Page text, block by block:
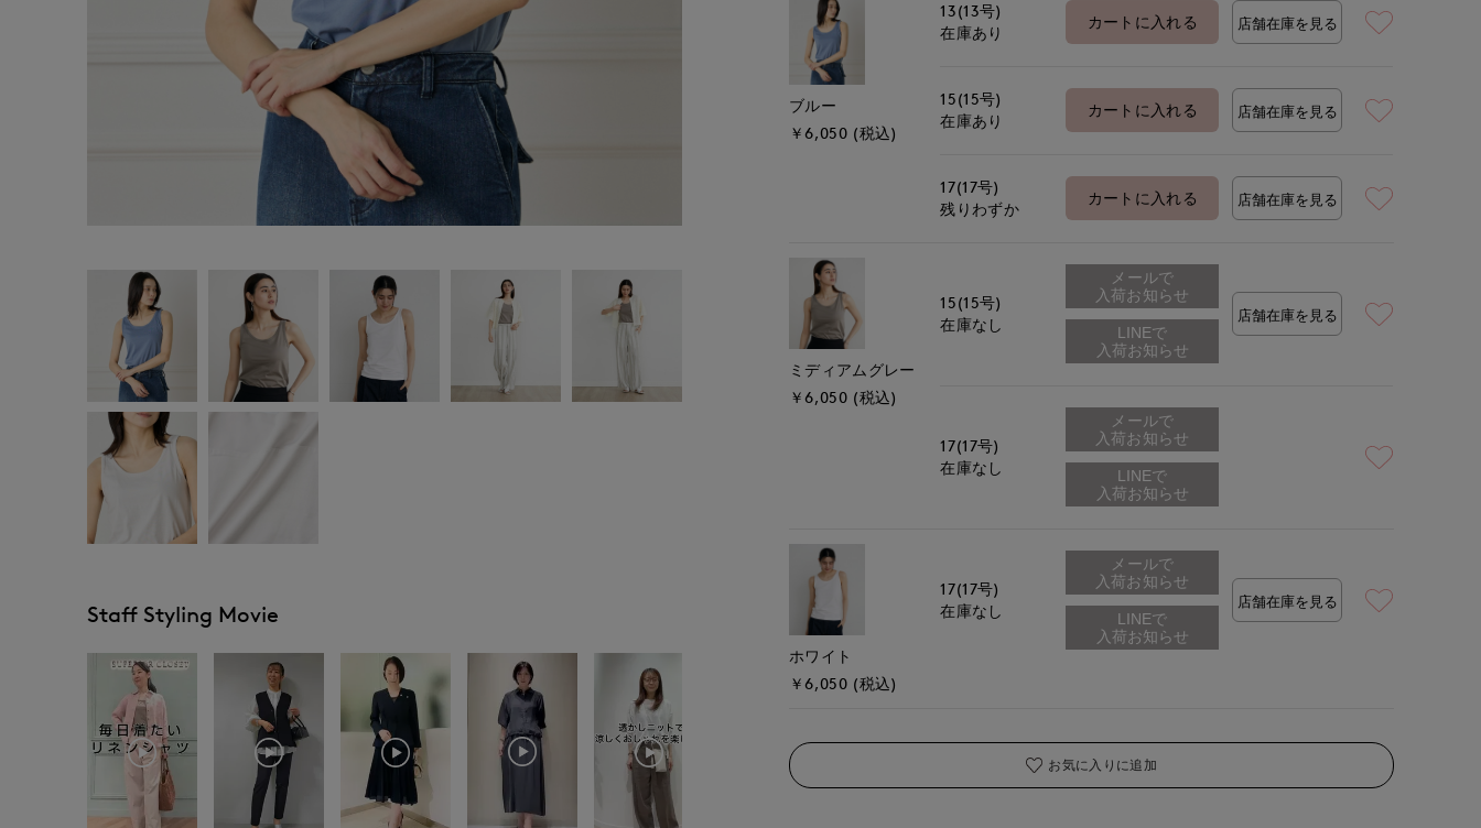
Staff Styling Movie
ブルー
￥6,050 (税込)
13(13号)
在庫あり
カートに入れる 店舗在庫を見る
15(15号)
在庫あり
カートに入れる 店舗在庫を見る
17(17号)
残りわずか
カートに入れる 店舗在庫を見る
ミディアムグレー
￥6,050 (税込)
15(15号)
在庫なし
メールで
入荷お知らせ
店舗在庫を見る
17(17号)
在庫なし
メールで
入荷お知らせ
ホワイト
￥6,050 (税込)
17(17号)
在庫なし
メールで
入荷お知らせ
店舗在庫を見る
お気に入りに追加